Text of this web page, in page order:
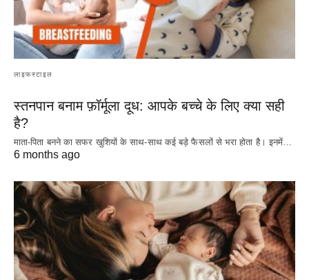
लाइफस्टाइल
स्तनपान बनाम फ़ॉर्मूला दूध: आपके बच्चे के लिए क्या सही
है?
माता-पिता बनने का सफर खुशियों के साथ-साथ कई बड़े फैसलों से भरा होता है। इनमें…
6 months ago